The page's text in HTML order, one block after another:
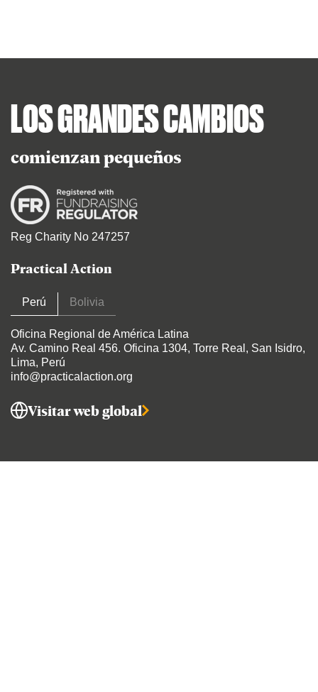
LOS GRANDES CAMBIOS
comienzan pequeños
Reg Charity No 247257
Practical Action
Perú Bolivia
Oficina Regional de América Latina
Av. Camino Real 456. Oficina 1304, Torre Real, San Isidro,
Lima, Perú
info@practicalaction.org
Visitar web global